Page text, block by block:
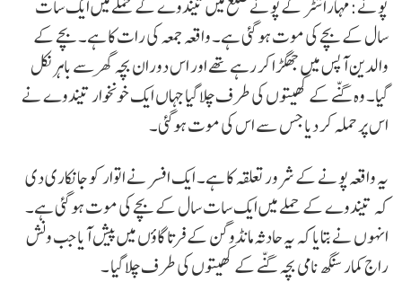
پونے:مہاراشٹر کے پونے ضلع میں تیندوے کے حملے میں ایک سات
سال کے بچے کی موت ہو گئی ہے۔ واقعہ جمعہ کی رات کا ہے۔ بچے کے
والدین آپس میں جھگڑا کر رہے تھے اور اس دوران بچہ گھر سے باہر نکل
گیا۔ وہ گنّے کے کھیتوں کی طرف چلا گیا جہاں ایک خونخوار تیندوے نے
اس پر حملہ کر دیا جس سے اس کی موت ہوگئی۔
یہ واقعہ پونے کے شرور تعلقہ کا ہے۔ ایک افسر نے اتوار کو جانکاری دی
کہ تیندوے کے حملے میں ایک سات سال کے بچے کی موت ہو گئی ہے۔
انہوں نے بتایا کہ یہ حادثہ مانڈوگن کے فرتا گاؤں میں پیش آیا جب ونش
راج کمار سنگھ نامی بچہ گنّے کے کھیتوں کی طرف چلا گیا ۔